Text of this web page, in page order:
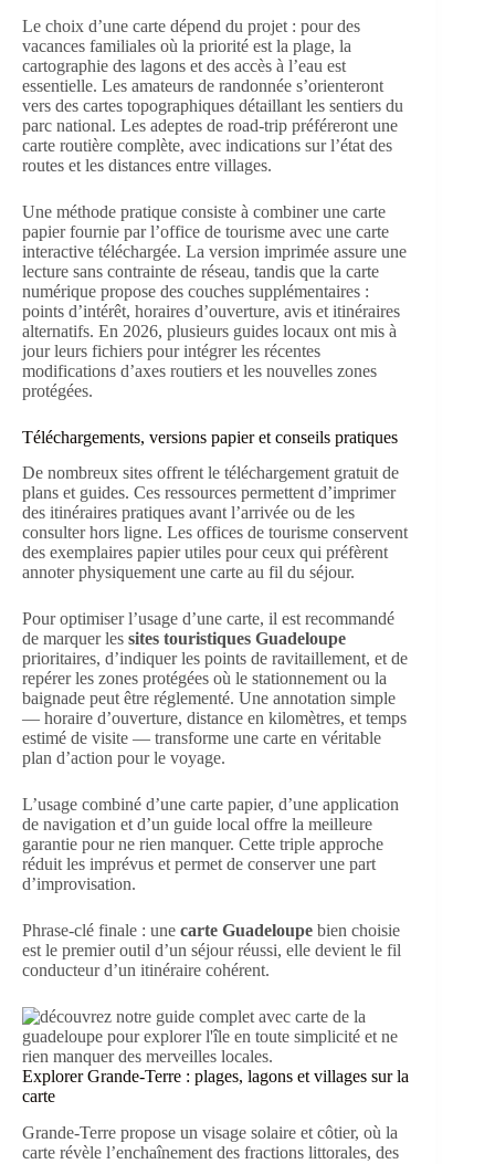
Le choix d’une carte dépend du projet : pour des
vacances familiales où la priorité est la plage, la
cartographie des lagons et des accès à l’eau est
essentielle. Les amateurs de randonnée s’orienteront
vers des cartes topographiques détaillant les sentiers du
parc national. Les adeptes de road-trip préféreront une
carte routière complète, avec indications sur l’état des
routes et les distances entre villages.
Une méthode pratique consiste à combiner une carte
papier fournie par l’office de tourisme avec une carte
interactive téléchargée. La version imprimée assure une
lecture sans contrainte de réseau, tandis que la carte
numérique propose des couches supplémentaires :
points d’intérêt, horaires d’ouverture, avis et itinéraires
alternatifs. En 2026, plusieurs guides locaux ont mis à
jour leurs fichiers pour intégrer les récentes
modifications d’axes routiers et les nouvelles zones
protégées.
Téléchargements, versions papier et conseils pratiques
De nombreux sites offrent le téléchargement gratuit de
plans et guides. Ces ressources permettent d’imprimer
des itinéraires pratiques avant l’arrivée ou de les
consulter hors ligne. Les offices de tourisme conservent
des exemplaires papier utiles pour ceux qui préfèrent
annoter physiquement une carte au fil du séjour.
Pour optimiser l’usage d’une carte, il est recommandé
de marquer les sites touristiques Guadeloupe
prioritaires, d’indiquer les points de ravitaillement, et de
repérer les zones protégées où le stationnement ou la
baignade peut être réglementé. Une annotation simple
— horaire d’ouverture, distance en kilomètres, et temps
estimé de visite — transforme une carte en véritable
plan d’action pour le voyage.
L’usage combiné d’une carte papier, d’une application
de navigation et d’un guide local offre la meilleure
garantie pour ne rien manquer. Cette triple approche
réduit les imprévus et permet de conserver une part
d’improvisation.
Phrase-clé finale : une carte Guadeloupe bien choisie
est le premier outil d’un séjour réussi, elle devient le fil
conducteur d’un itinéraire cohérent.
Explorer Grande-Terre : plages, lagons et villages sur la
carte
Grande-Terre propose un visage solaire et côtier, où la
carte révèle l’enchaînement des fractions littorales, des